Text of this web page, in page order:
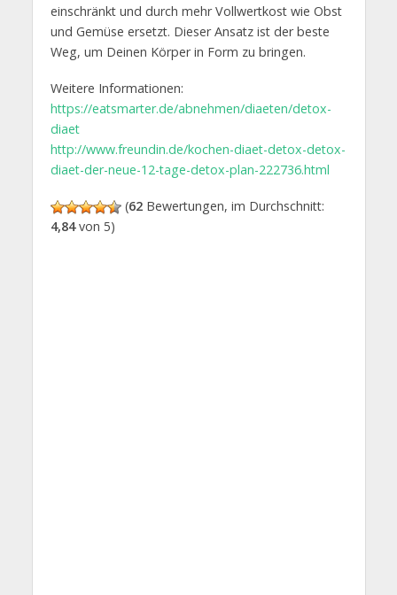
einschränkt und durch mehr Vollwertkost wie Obst
und Gemüse ersetzt. Dieser Ansatz ist der beste
Weg, um Deinen Körper in Form zu bringen.
Weitere Informationen:
https://eatsmarter.de/abnehmen/diaeten/detox-
diaet
http://www.freundin.de/kochen-diaet-detox-detox-
diaet-der-neue-12-tage-detox-plan-222736.html
(62Bewertungen, im Durchschnitt:
4,84von 5)